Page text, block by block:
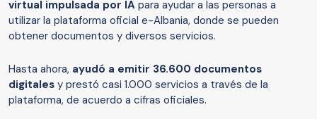
virtual impulsada por IA para ayudar a las personas a
utilizar la plataforma oficial e-Albania, donde se pueden
obtener documentos y diversos servicios.
Hasta ahora, ayudó a emitir 36.600 documentos
digitales y prestó casi 1.000 servicios a través de la
plataforma, de acuerdo a cifras oficiales.